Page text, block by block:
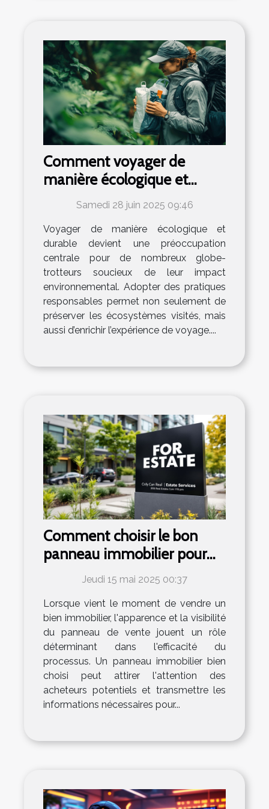
Comment voyager de
manière écologique et
durable ?Samedi 28 juin 2025 09:46
Voyager de manière écologique et
durable devient une préoccupation
centrale pour de nombreux globe-
trotteurs soucieux de leur impact
environnemental. Adopter des pratiques
responsables permet non seulement de
préserver les écosystèmes visités, mais
aussi d’enrichir l’expérience de voyage....
Comment choisir le bon
panneau immobilier pour
une vente efficace
Jeudi 15 mai 2025 00:37
Lorsque vient le moment de vendre un
bien immobilier, l'apparence et la visibilité
du panneau de vente jouent un rôle
déterminant dans l'efficacité du
processus. Un panneau immobilier bien
choisi peut attirer l'attention des
acheteurs potentiels et transmettre les
informations nécessaires pour...